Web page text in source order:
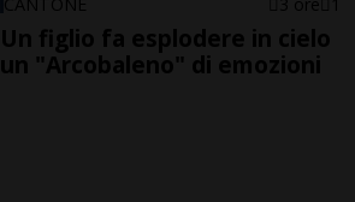
Un figlio fa esplodere in cielo
un "Arcobaleno" di emozioni